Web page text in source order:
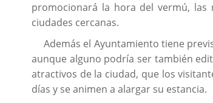
promocionará la hora del vermú,
ciudades cercanas.
Además el Ayuntamiento tiene
aunque alguno podría ser también
atractivos de la ciudad, que los
días y se animen a alargar su estancia.